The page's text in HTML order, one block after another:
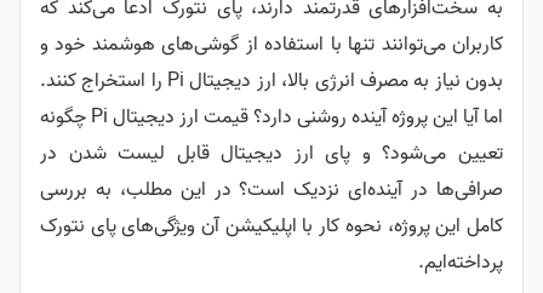
به سخت‌افزارهای قدرتمند دارند، پای نتورک ادعا می‌کند که
کاربران می‌توانند تنها با استفاده از گوشی‌های هوشمند خود و
بدون نیاز به مصرف انرژی بالا، ارز دیجیتال Pi را استخراج کنند.
اما آیا این پروژه آینده روشنی دارد؟ قیمت ارز دیجیتال Pi چگونه
تعیین می‌شود؟ و پای ارز دیجیتال قابل لیست شدن در
صرافی‌ها در آینده‌ای نزدیک است؟ در این مطلب، به بررسی
کامل این پروژه، نحوه کار با اپلیکیشن آن ویژگی‌های پای نتورک
پرداخته‌ایم.